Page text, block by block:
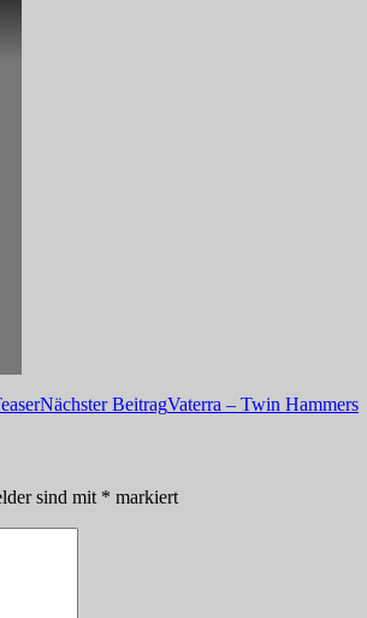
Nächster BeitragVaterra – Twin Hammers
sind mit * markiert